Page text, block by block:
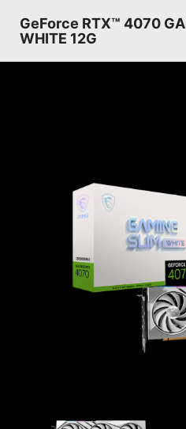
GeForce RTX™ 4070
WHITE 12G